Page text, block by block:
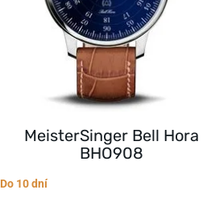
MeisterSinger Bell Hora
BHO908
Do 10 dní